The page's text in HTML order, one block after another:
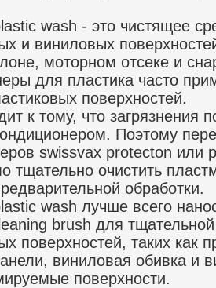
wash - это чистящее
и виниловых
моторном отсеке и
для пластика часто
поверхностей.
к тому, что загрязнения
Поэтому
swissvax protecton или
тщательно очистить
обработки.
wash лучше всего
brush для тщательной
поверхностей, таких как
виниловая обивка и
поверхности.